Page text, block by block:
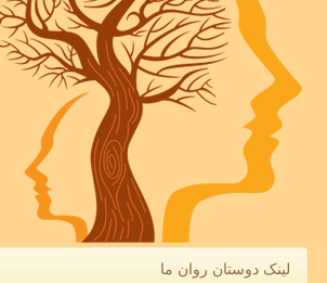
لینک دوستان روان ما